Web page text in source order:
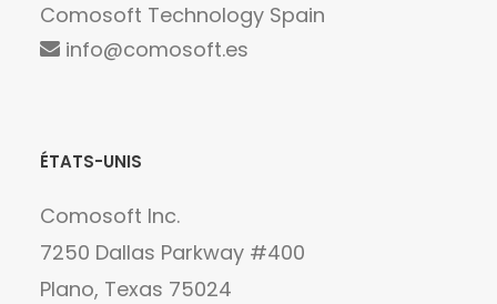
Comosoft Technology Spain
info@comosoft.es
ÉTATS-UNIS
Comosoft Inc.
7250 Dallas Parkway #400
Plano, Texas 75024